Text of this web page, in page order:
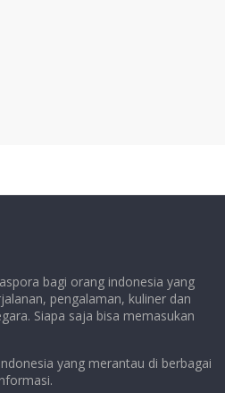
bagi orang indonesia yang
pengalaman, kuliner dan
Siapa saja bisa memasukan
yang merantau di berbagai